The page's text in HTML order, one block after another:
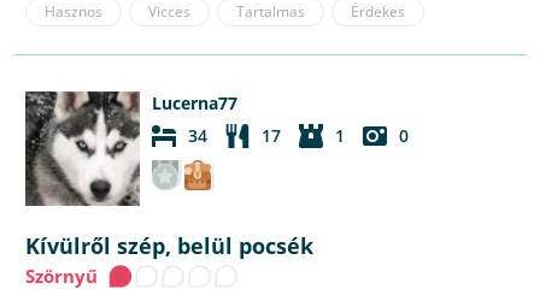
Hasznos Vicces Tartalmas Érdekes
Lucerna77
34
17 1 0
Kívülről szép, belül pocsék
Szörnyű